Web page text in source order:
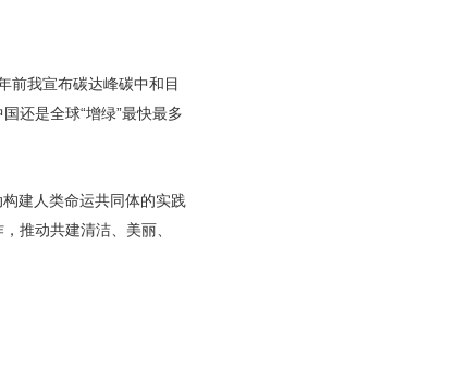
前我宣布碳达峰碳中和目
还是全球“增绿”最快最多
建人类命运共同体的实践
推动共建清洁、美丽、